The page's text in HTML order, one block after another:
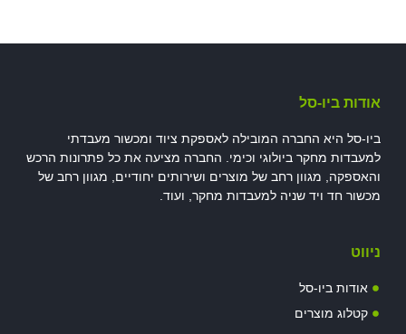
אודות ביו-סל
ביו-סל היא החברה המובילה לאספקת ציוד ומכשור מעבדתי
למעבדות מחקר ביולוגי וכימי. החברה מציעה את כל פתרונות הרכש
והאספקה, מגוון רחב של מוצרים ושירותים יחודיים, מגוון רחב של
מכשור חד ויד שניה למעבדות מחקר, ועוד.
ניווט
אודות ביו-סל
קטלוג מוצרים